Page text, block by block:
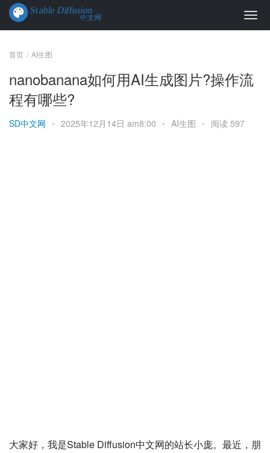
首页 AI生图
nanobanana如何用AI生成图片?操作流
程有哪些?
SD中文网 • 2025年12月14日 am8:00 • AI生图 • 阅读 597
大家好，我是Stable Diffusion中文网的站长小庞。最近，朋